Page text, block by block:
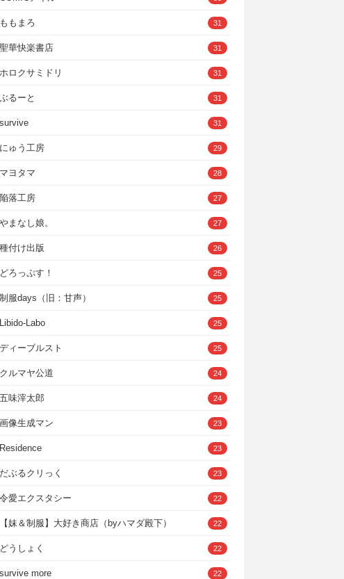
ももまろ 31
聖華快楽書店 31
ホロクサミドリ 31
ぶるーと 31
survive 31
にゅう工房 29
マヨタマ 28
陥落工房 27
やまなし娘。 27
種付け出版 26
どろっぷす！ 25
制服days（旧：甘声） 25
Libido-Labo 25
ディーブルスト 25
クルマヤ公道 24
五味滓太郎 24
画像生成マン 23
Residence 23
だぶるクリっく 23
令愛エクスタシー 22
【妹＆制服】大好き商店（byハマダ殿下） 22
どうしょく 22
survive more 22